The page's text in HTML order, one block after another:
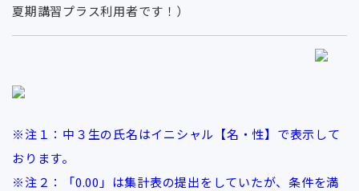
夏期講習プラス利用者です！）
※注１：中３生の氏名はイニシャル【名・性】で表示して
おります。
※注２：「0.00」は集計表の提出をしていたが、条件を満